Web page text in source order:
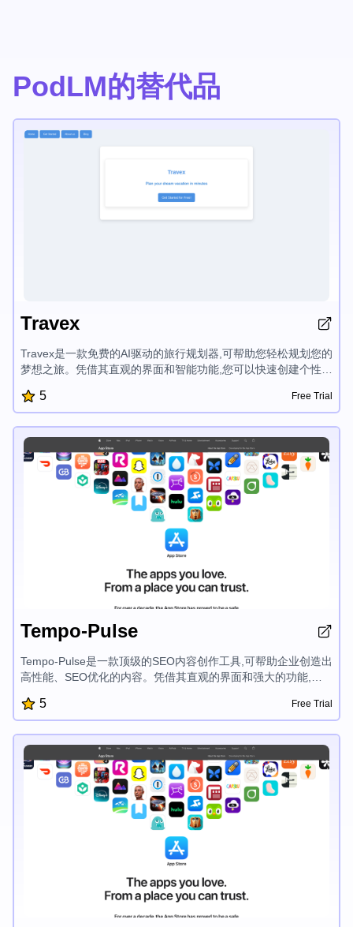
PodLM的替代品
Travex
Travex是一款免费的AI驱动的旅行规划器,可帮助您轻松规划您的
梦想之旅。凭借其直观的界面和智能功能,您可以快速创建个性化
快。Travex简化了度假规划过程,让您可以专注于享受旅程。
5 Free Trial
Tempo-Pulse
Tempo-Pulse是一款顶级的SEO内容创作工具,可帮助企业创造出
高性能、SEO优化的内容。凭借其直观的界面和强大的功能,用
高并吸引观众。
5 Free Trial